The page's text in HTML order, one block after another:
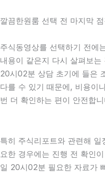
깔끔한원룸 선택 전 마지막 점
주식동영상를 선택하기 전에
내용이 같은지 다시 살펴보
20시02분 상담 초기에 들은
다를 수 있기 때문에, 비용이
번 더 확인하는 편이 안전합
특히 주식리포트와 관련해
요한 경우에는 진행 전 확인
일 20시02분 필요한 자료가